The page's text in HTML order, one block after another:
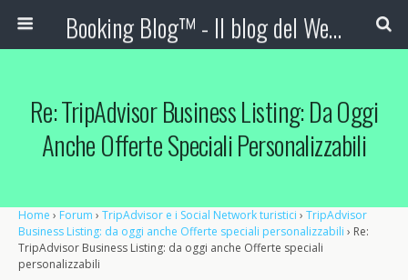
Booking Blog™ - Il blog del Web Marketing Turistico
Re: TripAdvisor Business Listing: Da Oggi
Anche Offerte Speciali Personalizzabili
Home › Forum › TripAdvisor e i Social Network turistici › TripAdvisor
Business Listing: da oggi anche Offerte speciali personalizzabili › Re:
TripAdvisor Business Listing: da oggi anche Offerte speciali
personalizzabili